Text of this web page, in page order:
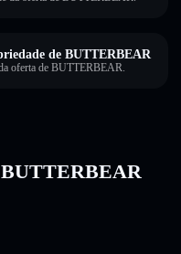
de BUTTERBEAR
oferta de BUTTERBEAR.